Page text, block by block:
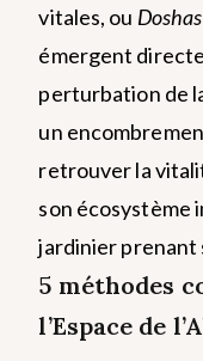
vitales, ou Doshas
émergent
perturbation de
un
retrouver la
son écosystème
jardinier prenant
5 méthodes
l’Espace de